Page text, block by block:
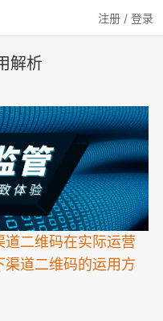
注册 / 登录
解析
二维码在实际运营
道二维码的运用方